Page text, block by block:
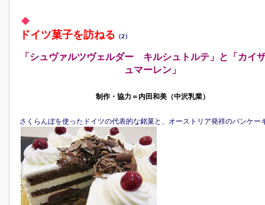
ドイツ菓子を訪ねる （2）
「シュヴァルツヴェルダー キルシュトルテ」と「カイ
ュマーレン」
制作・協力＝内田和美（中沢乳業）
さくらんぼを使ったドイツの代表的な銘菓と、オーストリア発祥のパンケー